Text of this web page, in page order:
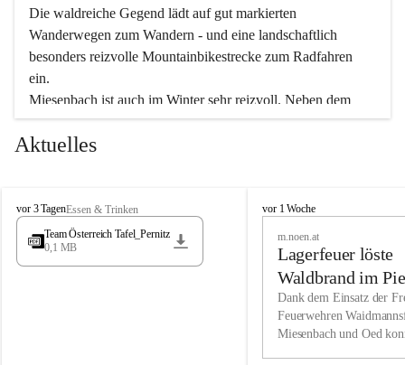
Die waldreiche Gegend lädt auf gut markierten
Wanderwegen zum Wandern - und eine landschaftlich
besonders reizvolle Mountainbikestrecke zum Radfahren
ein.
Miesenbach ist auch im Winter sehr reizvoll. Neben dem
Eisstockschießen gibt es auf dem nahe gelegenen Unterberg
wunderschöne Naturschneepisten, die zum Schifahren oder
vielfältige Angebot unserer Kulturvereine.
Überzeugen Sie sich selbst, dass Sie in Miesenbach sowie
in den Beherbergungsbetrieben, Gaststätten und urigen
Wir kennen Miesenbach als lebens- und liebenswerten Ort.
Tradition und Innovation werden ebenso groß geschrieben
Aktuelles
M
i
s
vor 3 TagenEssen & Trinken
Team Österreich Tafel_Pernitz
0,1 MB
M
h
vor 1 Woche
m.noen.at
Lagerfeuer löste
Waldbrand im
aus
Dank dem Einsatz der
Feuerwehren
Miesenbach und Oed